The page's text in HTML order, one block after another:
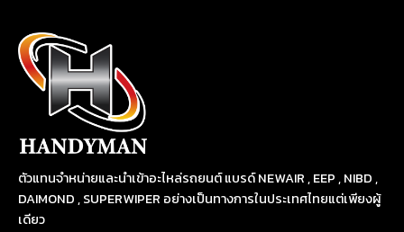
ตัวแทนจำหน่ายและนำเข้าอะไหล่รถยนต์ แบรด์ NEWAIR , EEP , NIBD ,
DAIMOND , SUPERWIPER อย่างเป็นทางการในประเทศไทยแต่เพียงผู้
เดียว